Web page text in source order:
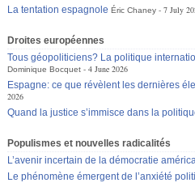
La tentation espagnole Éric Chaney 7 July
Droites européennes
Tous géopoliticiens? La politique
Dominique Bocquet
4 June 2026
Espagne: ce que révèlent les dernières
2026
Quand la justice s’immisce dans la
Populismes et nouvelles radicalités
L’avenir incertain de la démocratie
Le phénomène émergent de l’anxiété